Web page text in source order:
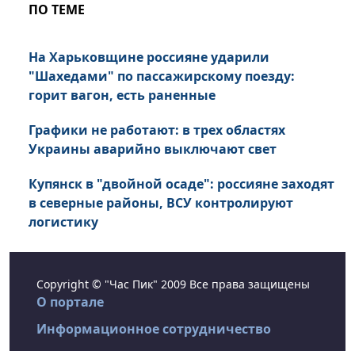
ПО ТЕМЕ
На Харьковщине россияне ударили
"Шахедами" по пассажирскому поезду:
горит вагон, есть раненные
Графики не работают: в трех областях
Украины аварийно выключают свет
Купянск в "двойной осаде": россияне заходят
в северные районы, ВСУ контролируют
логистику
Copyright © "Час Пик" 2009 Все права защищены
О портале
Информационное сотрудничество